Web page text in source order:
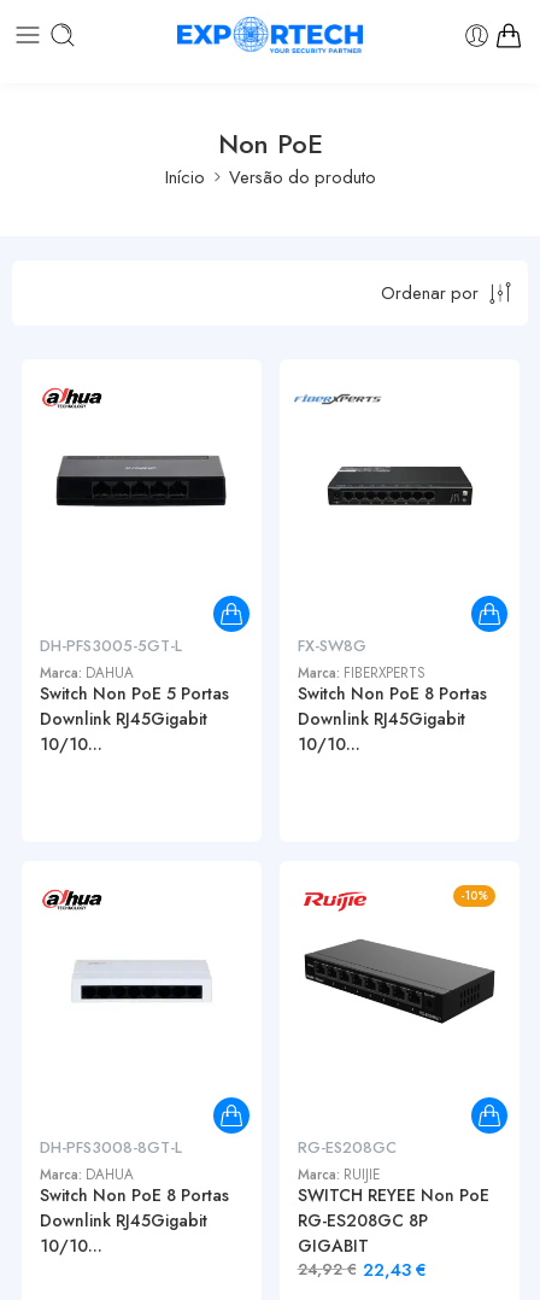
Non PoE
Início Versão do produto
Ordenar por
DH-PFS3005-5GT-L
Marca: DAHUA
Switch Non PoE 5 Portas
Downlink RJ45Gigabit
10/10...
FX-SW8G
Marca: FIBERXPERTS
Switch Non PoE 8 Portas
Downlink RJ45Gigabit
10/10...
DH-PFS3008-8GT-L
Marca: DAHUA
Switch Non PoE 8 Portas
Downlink RJ45Gigabit
10/10...
-10%
RG-ES208GC
Marca: RUIJIE
SWITCH REYEE Non PoE
RG-ES208GC 8P
GIGABIT
24,92€ 22,43€